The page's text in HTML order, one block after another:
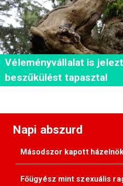
Véleményvállalat is
beszűkülést tapasztal
Napi abszurd
Másodszor kapott
Főügyész mint szexuális